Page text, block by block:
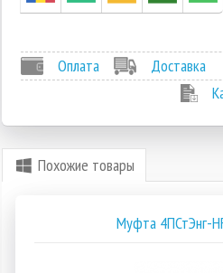
Оплата
Доставка
Похожие товары
Муфта 4ПСтЭнг-